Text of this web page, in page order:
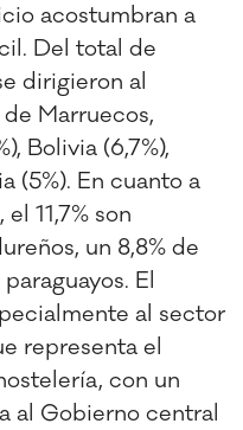
acostumbran a
Del total de
dirigieron al
Marruecos,
Bolivia (6,7%),
(5%). En cuanto a
11,7% son
un 8,8% de
El
al sector
representa el
con un
al Gobierno central